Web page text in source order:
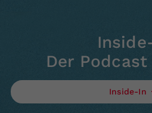
Der Podcast
Inside-In